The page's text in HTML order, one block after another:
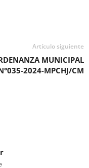
Artículo siguiente
MUNICIPAL
2024-MPCHJ/CM